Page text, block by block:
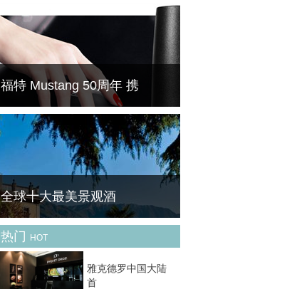
天气逐渐转凉，我们开始关注秋天的最新趋势
是什么，当你还在疑问和迷茫的时候，早就有
时尚达人们为我们演绎这个秋天最 IN 的时尚
潮流。来，一起来分享她们最新的秋季新衣
吧。这
福特 Mustang 50周年 携
菁华（FineBornChina）今天为大家带来的这
一款产品可以说是最奇葩的跨界产物。跑车品
牌与美甲品牌的碰撞能产生怎么样的灵感呢？
一起去先睹为快。
全球十大最美景观酒
旅行时，一间完美的酒店不仅让你身心彻底放
松，还将带给你美妙无比的观景享受。一起来
欣赏下全球最美的十大景观酒店吧！ No.1迪
拜JW万豪侯爵酒店（迪拜，阿拉伯联合酋长
热门 HOT
雅克德罗中国大陆
首